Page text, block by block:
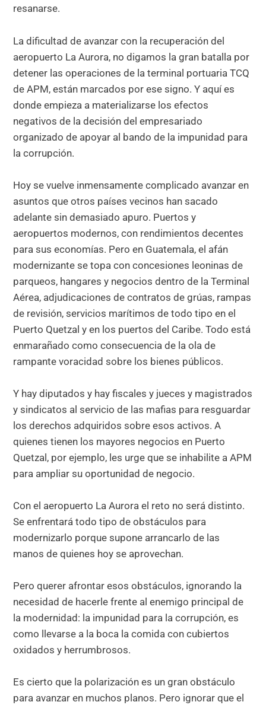
resanarse.
La dificultad de avanzar con la recuperación del
aeropuerto La Aurora, no digamos la gran batalla por
detener las operaciones de la terminal portuaria TCQ
de APM, están marcados por ese signo. Y aquí es
donde empieza a materializarse los efectos
negativos de la decisión del empresariado
organizado de apoyar al bando de la impunidad para
la corrupción.
Hoy se vuelve inmensamente complicado avanzar en
asuntos que otros países vecinos han sacado
adelante sin demasiado apuro. Puertos y
aeropuertos modernos, con rendimientos decentes
para sus economías. Pero en Guatemala, el afán
modernizante se topa con concesiones leoninas de
parqueos, hangares y negocios dentro de la Terminal
Aérea, adjudicaciones de contratos de grúas, rampas
de revisión, servicios marítimos de todo tipo en el
Puerto Quetzal y en los puertos del Caribe. Todo está
enmarañado como consecuencia de la ola de
rampante voracidad sobre los bienes públicos.
Y hay diputados y hay fiscales y jueces y magistrados
y sindicatos al servicio de las mafias para resguardar
los derechos adquiridos sobre esos activos. A
quienes tienen los mayores negocios en Puerto
Quetzal, por ejemplo, les urge que se inhabilite a APM
para ampliar su oportunidad de negocio.
Con el aeropuerto La Aurora el reto no será distinto.
Se enfrentará todo tipo de obstáculos para
modernizarlo porque supone arrancarlo de las
manos de quienes hoy se aprovechan.
Pero querer afrontar esos obstáculos, ignorando la
necesidad de hacerle frente al enemigo principal de
la modernidad: la impunidad para la corrupción, es
como llevarse a la boca la comida con cubiertos
oxidados y herrumbrosos.
Es cierto que la polarización es un gran obstáculo
para avanzar en muchos planos. Pero ignorar que el